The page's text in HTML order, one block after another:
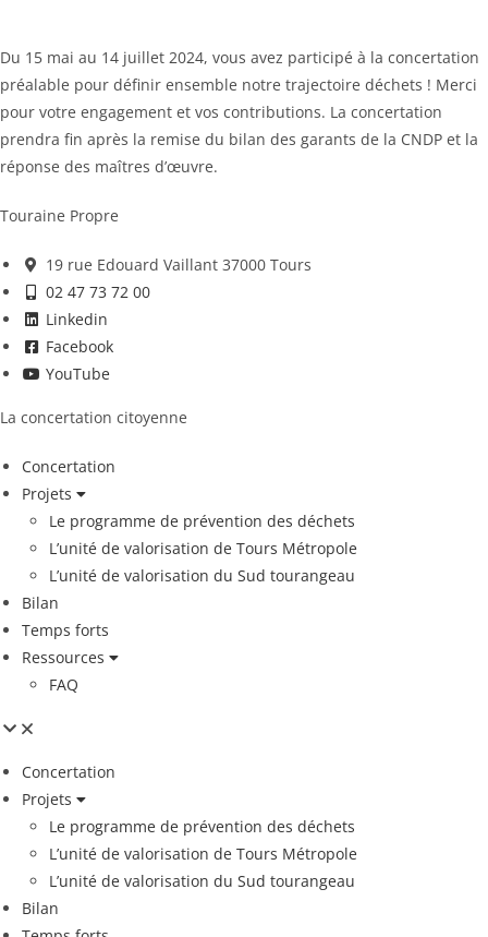
Du 15 mai au 14 juillet 2024, vous avez participé à la concertation
préalable pour définir ensemble notre trajectoire déchets ! Merci
pour votre engagement et vos contributions. La concertation
prendra fin après la remise du bilan des garants de la CNDP et la
réponse des maîtres d’œuvre.
Touraine Propre
19 rue Edouard Vaillant 37000 Tours
02 47 73 72 00
Linkedin
Facebook
YouTube
La concertation citoyenne
Concertation
Projets
Le programme de prévention des déchets
L’unité de valorisation de Tours Métropole
L’unité de valorisation du Sud tourangeau
Bilan
Temps forts
Ressources
FAQ
Concertation
Projets
Le programme de prévention des déchets
L’unité de valorisation de Tours Métropole
L’unité de valorisation du Sud tourangeau
Bilan